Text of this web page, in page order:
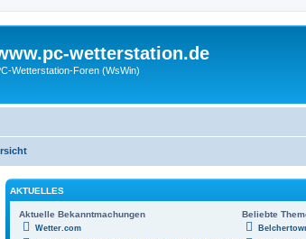
wetterstation.de
Wetterstation-Foren (WsWin)
AKTUELLES
Aktuelle Bekanntmachungen Beliebte
Wetter.com